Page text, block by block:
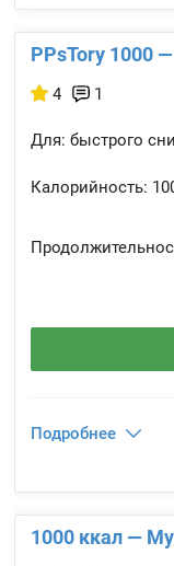
PPsTory 1000
4 1
Для: быстрого
Калорийность:
Подробнее
1000 ккал —